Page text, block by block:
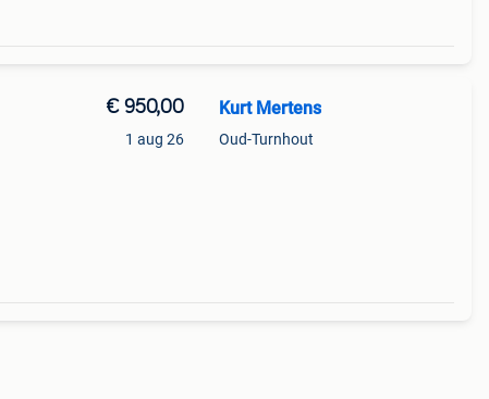
€ 950,00
1 aug 26
Kurt Mertens
Oud-Turnhout